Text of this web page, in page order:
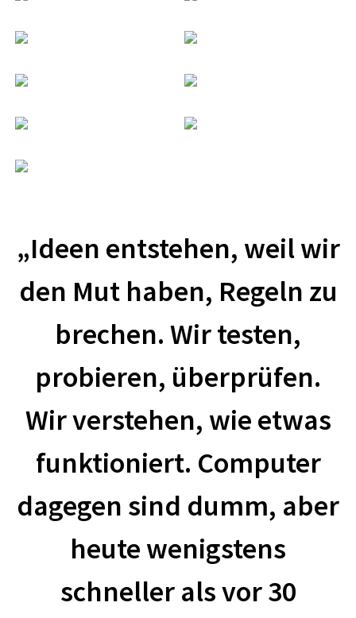
„Ideen entstehen, weil wir
den Mut haben, Regeln zu
brechen. Wir testen,
probieren, überprüfen.
Wir verstehen, wie etwas
funktioniert. Computer
dagegen sind dumm, aber
heute wenigstens
schneller als vor 30